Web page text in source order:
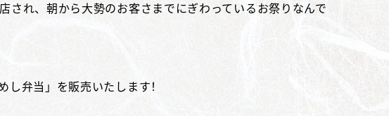
れ、朝から大勢のお客さまでにぎわっているお祭りなんで
し弁当」を販売いたします！